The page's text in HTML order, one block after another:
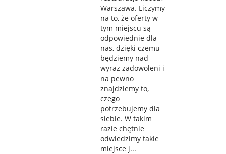
Warszawa. Liczymy
na to, że oferty w
tym miejscu są
odpowiednie dla
nas, dzięki czemu
będziemy nad
wyraz zadowoleni i
na pewno
znajdziemy to,
czego
potrzebujemy dla
siebie. W takim
razie chętnie
odwiedzimy takie
miejsce j...